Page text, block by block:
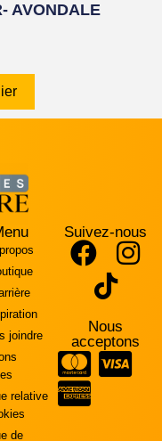
AVONDALE
joindre
relative
de
Suivez-nous
Nous
acceptons